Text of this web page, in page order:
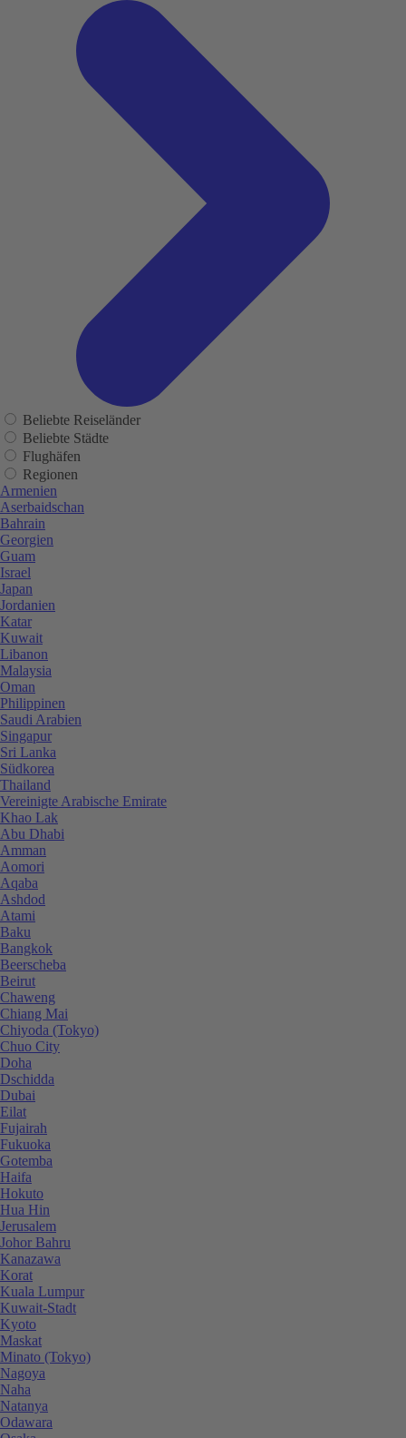
Beliebte Reiseländer
Beliebte Städte
Flughäfen
Regionen
Armenien
Aserbaidschan
Bahrain
Georgien
Guam
Israel
Japan
Jordanien
Katar
Kuwait
Libanon
Malaysia
Oman
Philippinen
Saudi Arabien
Singapur
Sri Lanka
Südkorea
Thailand
Vereinigte Arabische Emirate
Khao Lak
Abu Dhabi
Amman
Aomori
Aqaba
Ashdod
Atami
Baku
Bangkok
Beerscheba
Beirut
Chaweng
Chiang Mai
Chiyoda (Tokyo)
Chuo City
Doha
Dschidda
Dubai
Eilat
Fujairah
Fukuoka
Gotemba
Haifa
Hokuto
Hua Hin
Jerusalem
Johor Bahru
Kanazawa
Korat
Kuala Lumpur
Kuwait-Stadt
Kyoto
Maskat
Minato (Tokyo)
Nagoya
Naha
Natanya
Odawara